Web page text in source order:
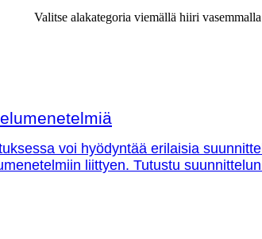
Valitse alakategoria viemällä hiiri
voi hyödyntää erilaisia
liittyen. Tutustu